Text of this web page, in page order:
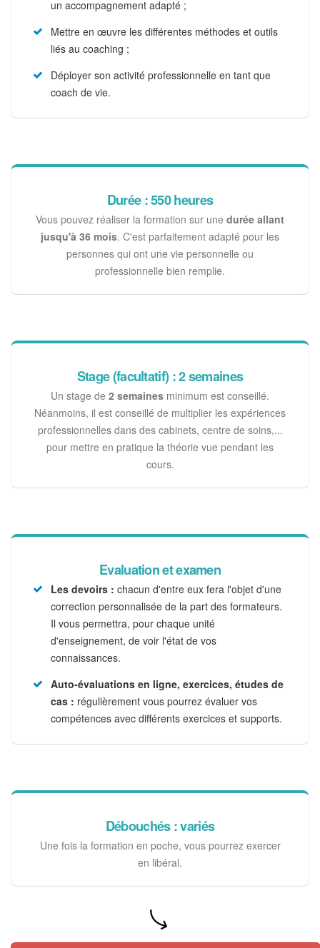
un accompagnement adapté ;
Mettre en œuvre les différentes méthodes et outils
liés au coaching ;
Déployer son activité professionnelle en tant que
coach de vie.
Durée : 550 heures
Vous pouvez réaliser la formation sur une durée allant
jusqu'à 36 mois. C'est parfaitement adapté pour les
personnes qui ont une vie personnelle ou
professionnelle bien remplie.
Stage (facultatif) : 2 semaines
Un stage de 2 semaines minimum est conseillé.
Néanmoins, il est conseillé de multiplier les expériences
professionnelles dans des cabinets, centre de soins,...
pour mettre en pratique la théorie vue pendant les
cours.
Evaluation et examen
Les devoirs : chacun d'entre eux fera l'objet d'une
correction personnalisée de la part des formateurs.
Il vous permettra, pour chaque unité
d'enseignement, de voir l'état de vos
connaissances.
Auto-évaluations en ligne, exercices, études de
cas : régulièrement vous pourrez évaluer vos
compétences avec différents exercices et supports.
Débouchés : variés
Une fois la formation en poche, vous pourrez exercer
en libéral.